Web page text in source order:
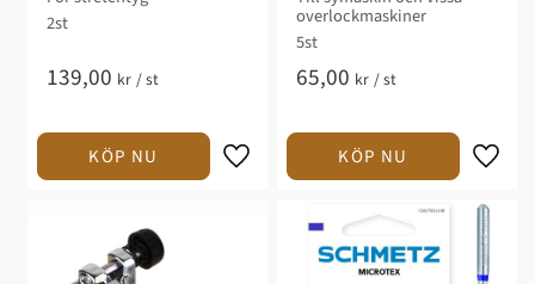
2st
139,00 kr /st
overlockmaskiner
5st
65,00 kr /st